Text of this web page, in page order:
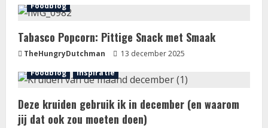
Foodblog
Tabasco Popcorn: Pittige Snack met Smaak
TheHungryDutchman
13 december 2025
Foodblog
Inspiratie
Deze kruiden gebruik ik in december (en waarom
jij dat ook zou moeten doen)